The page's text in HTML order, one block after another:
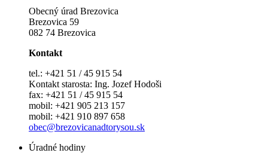
Obecný úrad Brezovica
Brezovica 59
082 74 Brezovica
Kontakt
tel.: +421 51 / 45 915 54
Kontakt starosta: Ing. Jozef Hodoši
fax: +421 51 / 45 915 54
mobil: +421 905 213 157
mobil: +421 910 897 658
obec@brezovicanadtorysou.sk
Úradné hodiny